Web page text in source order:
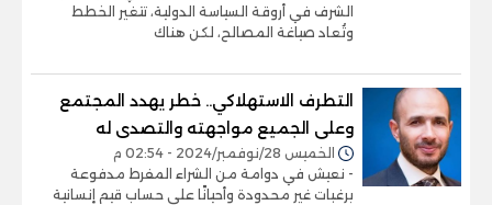
الشرف في أروقة السياسة الدولية، تتغير الخطط
وتُعاد صياغة المصالح، لكن هناك
التطرف الاستهلاكي.. خطر يهدد المجتمع
وعلى الجميع مواجهته والتصدى له
الخميس 28/نوفمبر/2024 - 02:54 م
- نعيش في دوامة من الشراء المفرط مدفوعة
برغبات غير محدودة وأحيانًا على حساب قيم إنسانية